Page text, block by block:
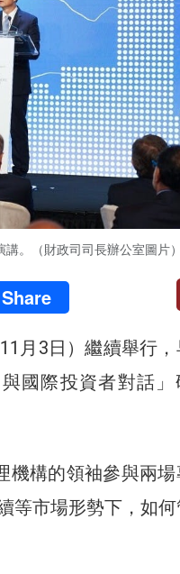
。（財政司司長辦公室圖片）
Share
月3日）繼續舉行，
國際投資者對話」
機構的領袖參與兩場
等市場形勢下，如何